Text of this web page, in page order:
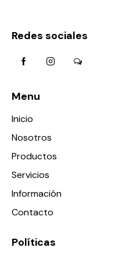
Redes sociales
Menu
Inicio
Nosotros
Productos
Servicios
Información
Contacto
Políticas